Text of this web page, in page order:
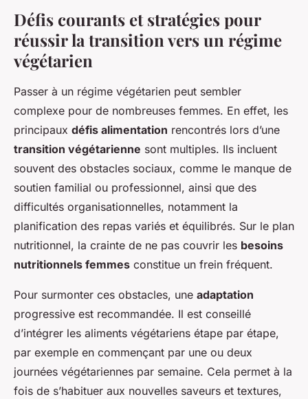
Défis courants et stratégies pour
réussir la transition vers un régime
végétarien
Passer à un régime végétarien peut sembler
complexe pour de nombreuses femmes. En effet, les
principaux défis alimentation rencontrés lors d’une
transition végétarienne sont multiples. Ils incluent
souvent des obstacles sociaux, comme le manque de
soutien familial ou professionnel, ainsi que des
difficultés organisationnelles, notamment la
planification des repas variés et équilibrés. Sur le plan
nutritionnel, la crainte de ne pas couvrir les besoins
nutritionnels femmes constitue un frein fréquent.
Pour surmonter ces obstacles, une adaptation
progressive est recommandée. Il est conseillé
d’intégrer les aliments végétariens étape par étape,
par exemple en commençant par une ou deux
journées végétariennes par semaine. Cela permet à la
fois de s’habituer aux nouvelles saveurs et textures,